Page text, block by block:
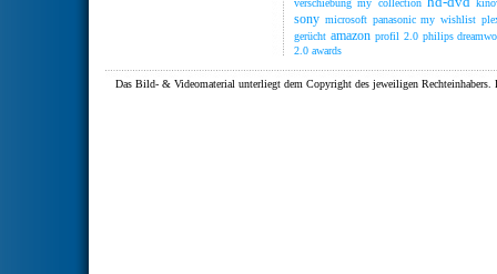
verschiebung my collection
sony microsoft panasonic my wishlist
gerücht amazon profil 2.0 philips
2.0 awards
Das Bild- & Videomaterial unterliegt dem Copyright des jeweiligen